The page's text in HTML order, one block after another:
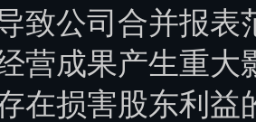
致公司合并报表
营成果产生重大
在损害股东利益